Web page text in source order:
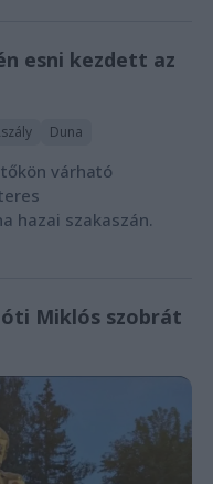
esni kezdett az
Duna
várható
hazai szakaszán.
Miklós szobrát